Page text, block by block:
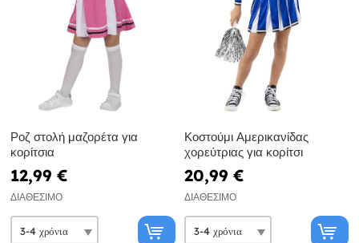
Ροζ στολή μαζορέτα για
κορίτσια
12,99 €
ΔΙΑΘΈΣΙΜΟ
Κοστούμι Αμερικανίδας
χορεύτριας για κορίτσι
20,99 €
ΔΙΑΘΈΣΙΜΟ